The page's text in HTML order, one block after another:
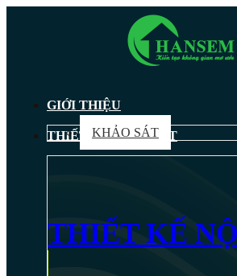
GIỚI THIỆU
KHẢO SÁT
THIẾT KẾ NỘI THẤT
THIẾT KẾ